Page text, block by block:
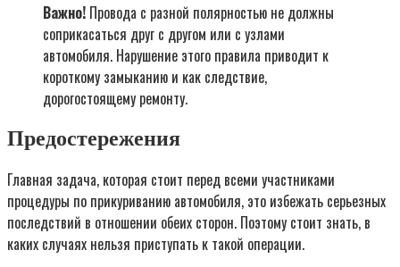
Важно! Провода с разной полярностью не должны
соприкасаться друг с другом или с узлами
автомобиля. Нарушение этого правила приводит к
короткому замыканию и как следствие,
дорогостоящему ремонту.
Предостережения
Главная задача, которая стоит перед всеми участниками
процедуры по прикуриванию автомобиля, это избежать серьезных
последствий в отношении обеих сторон. Поэтому стоит знать, в
каких случаях нельзя приступать к такой операции.